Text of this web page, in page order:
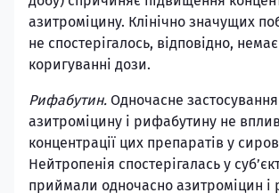
азитроміцину. Клінічно значущих
не спостерігалось, відповідно,
коригуванні дози.
Рифабутин. Одночасне застосування
азитроміцину і рифабутину не
концентрації цих препаратів у
Нейтропенія спостерігалась у
приймали одночасно азитроміцин і